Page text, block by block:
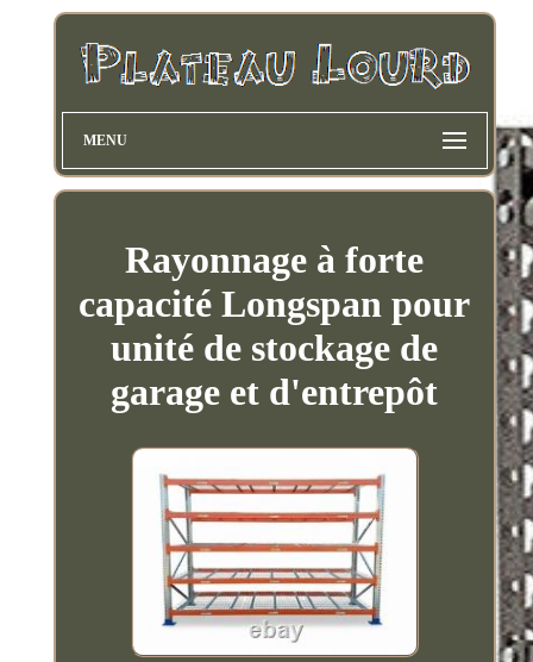
MENU
Rayonnage à forte
capacité Longspan pour
unité de stockage de
garage et d'entrepôt